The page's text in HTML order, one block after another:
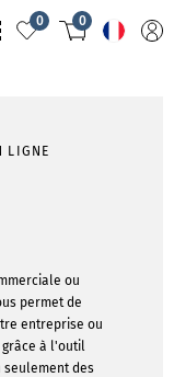
0 0
LIGNE
ou
permet de
entreprise ou
grâce à l'outil
seulement des